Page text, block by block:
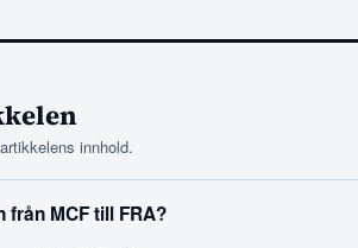
innhold.
MCF till FRA?